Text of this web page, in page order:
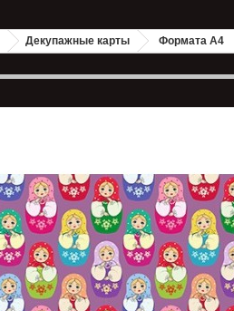
Декупажные карты Формата А4